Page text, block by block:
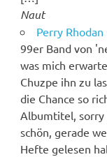
Naut
Perry Rhodan
99er Band von
was mich
Chuzpe ihn zu
die Chance so
Albumtitel,
schön, gerade
Hefte gelesen